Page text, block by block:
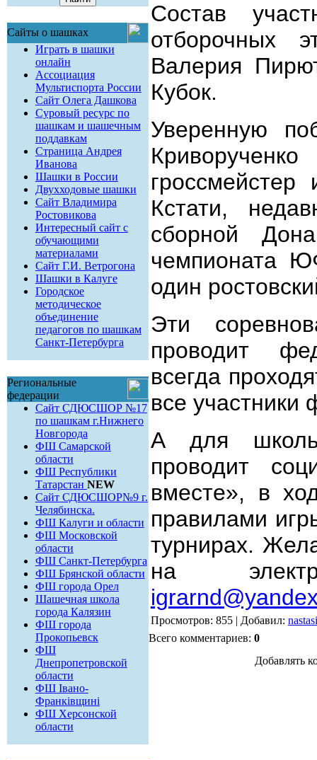
Сайты о шашках
Играть в шашки
онлайн
Ассоциация
Мультиспорта России
Сайт Олега Дашкова
Суровый ресурс по
шашкам и шашечным
поддавкам
Страница Андрея
Иванова
Шашки в России
Двухходовые шашки
Сайт Владимира
Ростовикова
Интересный сайт с
обучающими
материалами
Сайт Г.И. Ветрогона
Шашки в Калуге
Городское
методическое
объединение
педагогов по шашкам
Санкт-Петербурга
Региональные
федерации
Сайт СДЮСШОР №17
по шашкам г.Нижнего
Новгорода
ФШ Самарской
области
ФШ Республики
Татарстан NEW
Сайт СДЮСШОР№9 г.
Челябинска.
ФШ Калуги и области
ФШ Московской
области
ФШ Санкт-Петербурга
ФШ Брянской области
ФШ города Орел
Шашечная школа
города Калязин
ФШ города
Прокопьевск
ФШ
Днепропетровской
области
ФШ Івано-
Франківщині
ФШ Херсонской
области
Состав
отборочных
Валерия
Кубок.
Уверенную
Кстати,
сборной
чемпионата
один
Эти
проводит
всегда
все участники
А для
проводит
вместе», в
правилами
турнирах.
на
Просмотров: 855 | Добавил:
Всего комментариев: 0
Добавлять